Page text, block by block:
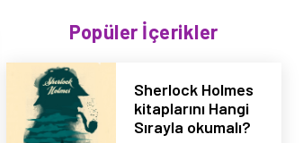
Popüler İçerikler
Sherlock Holmes
kitaplarını Hangi
Sırayla okumalı?